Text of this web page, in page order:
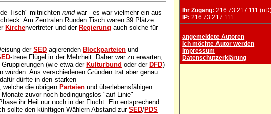
Tisch" mitnichtenrundwar - es war vielmehr ein aus
Am Zentralen Runden Tisch waren 39 Plätze
Kirchenvertreter und der Regierung auch solche für
derSED agierendenBlockparteien und
-treue Flügel in der Mehrheit. Daher war zu erwarten,
(wie etwa derKulturbund oder derDFD)
würden. Aus verschiedenen Gründen trat aber genau
dürfte in den starken
welche die übrigenParteien und überlebensfähigen
zuvor noch bedingungslos "auf Linie"
ihr Heil nur noch in der Flucht. Ein entsprechend
sollte den künftigen Wählern Abstand zurSED/PDS
Ihr Zugang: 216.73.217.111
IP: 216.73.217.111
angemeldete Autoren
Ich möchte Autor werden
Impressum
Datenschutzerklärung